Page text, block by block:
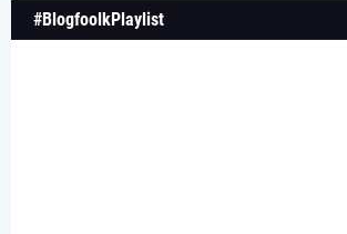
#BlogfoolkPlaylist